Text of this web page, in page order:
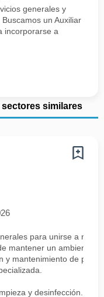
generales y
un Auxiliar
incorporarse a
sectores similares
para unirse a
mantener un ambiente
y mantenimiento de
y desinfección.